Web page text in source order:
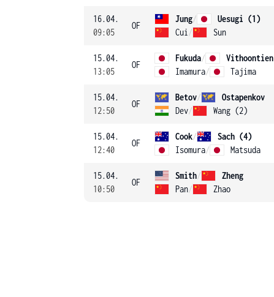
16.04.
09:05
OF
Jung/
Uesugi (1)
Cui / Sun
15.04.
13:05
OF
Fukuda/
Vithoontien
Imamura/ Tajima
15.04.
12:50
OF
Betov/
Ostapenkov
Dev/ Wang (2)
15.04.
12:40
OF
Cook/
Sach (4)
Isomura/ Matsuda
15.04.
10:50
OF
Smith/
Zheng
Pan/ Zhao